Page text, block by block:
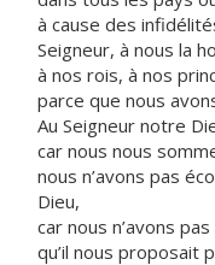
à cause des
Seigneur, à nous la
à nos rois, à nos
parce que nous
Au Seigneur notre
car nous nous
nous n’avons pas
Dieu,
car nous n’avons
qu’il nous proposait